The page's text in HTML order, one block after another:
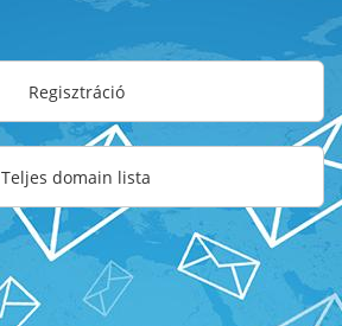
Regisztráció
Teljes domain lista